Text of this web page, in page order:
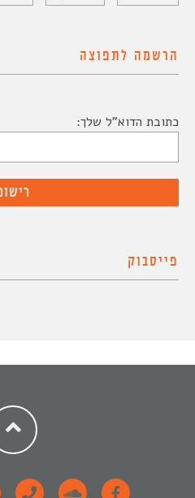
הרשמה לתפוצה
כתובת הדוא"ל שלך:
פייסבוק